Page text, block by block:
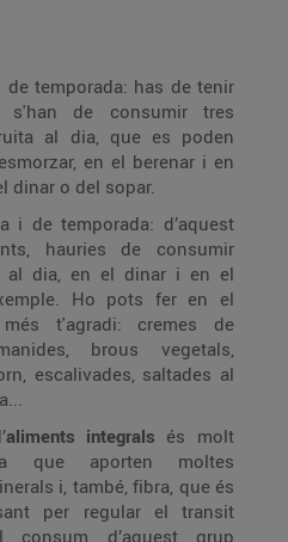
de temporada: has de tenir
s'han de consumir tres
al dia, que es poden
en el berenar i en
dinar o del sopar.
i de temporada: d’aquest
hauries de consumir
al dia, en el dinar i en el
Ho pots fer en el
t'agradi: cremes de
brous vegetals,
escalivades, saltades al
aliments integrals és molt
que aporten moltes
i, també, fibra, que és
per regular el transit
consum d’aquest grup